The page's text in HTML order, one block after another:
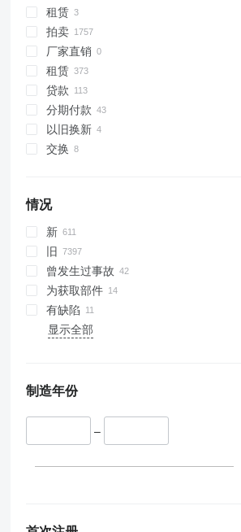
租赁
拍卖
厂家直销
租赁
贷款
分期付款
以旧换新
交换
情况
新
旧
曾发生过事故
为获取部件
有缺陷
显示全部
制造年份
–